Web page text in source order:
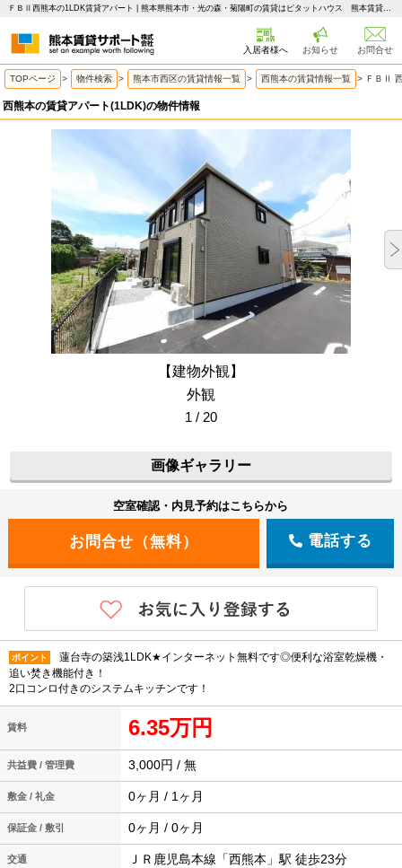
ＦＢⅡ西熊本の1LDK賃貸アパート | 熊本県熊本市・光の森・菊陽町の賃貸はピタットハウス 熊本賃貸サポート
入居者様へ お知らせ お問合せ
TOPページ > 物件検索 > 熊本市西区の賃貸情報一覧 > 西熊本の賃貸情報一覧 > ＦＢⅡ
西熊本の賃貸アパート(1LDK)の物件情報
【建物外観】
外観
1 / 20
画像ギャラリー
空室確認・内見予約はこちらから
電話する
ポイント
蓮台寺の築浅1LDK★インターネット無料です◎便利な浴室乾燥機・
追い焚き機能付き！
2口コンロ付きのシステムキッチンです！
賃料 6.35万円
共益費 / 管理費 3,000円 / 無
敷金 / 礼金 0ヶ月 / 1ヶ月
保証金 / 敷引 0ヶ月 / 0ヶ月
交通 ＪＲ鹿児島本線「西熊本」駅 徒歩23分